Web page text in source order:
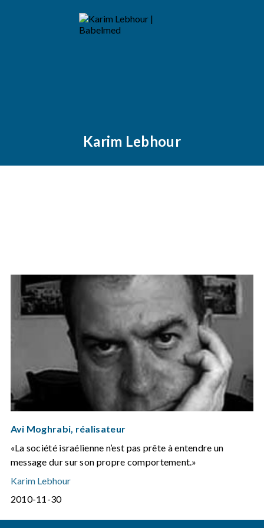
Karim Lebhour
Avi Moghrabi, réalisateur
«La société israélienne n’est pas prête à entendre un
message dur sur son propre comportement.»
Karim Lebhour
2010-11-30